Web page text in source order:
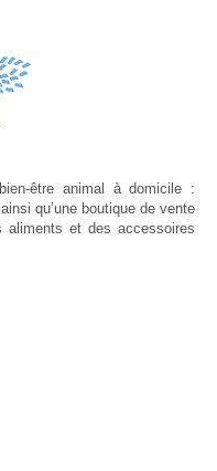
être animal à domicile :
qu’une boutique de vente
aliments et des accessoires